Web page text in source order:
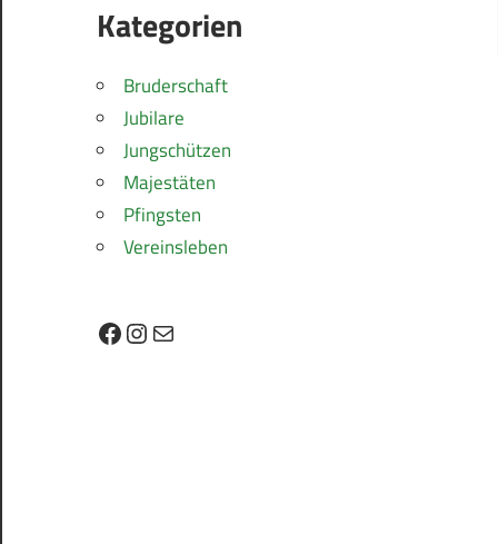
Kategorien
Bruderschaft
Jubilare
Jungschützen
Majestäten
Pfingsten
Vereinsleben
Facebook
Instagram
E-Mail